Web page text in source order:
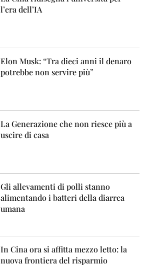
l’era dell’IA
Elon Musk: “Tra dieci anni il denaro
potrebbe non servire più”
La Generazione che non riesce più a
uscire di casa
Gli allevamenti di polli stanno
alimentando i batteri della diarrea
umana
In Cina ora si affitta mezzo letto: la
nuova frontiera del risparmio